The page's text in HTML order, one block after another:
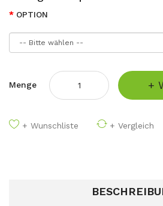
OPTION
Menge +
+ Wunschliste + Vergleich